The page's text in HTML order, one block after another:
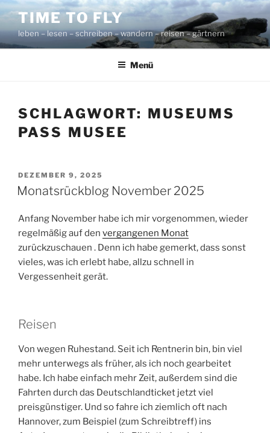
Zum
Inhalt
springen
TIME TO FLY
leben – lesen – schreiben – wandern – reisen – gärtnern
Menü
SCHLAGWORT: MUSEUMS
PASS MUSEE
VERÖFFENTLICHT
AM
DEZEMBER 9, 2025
Monatsrückblog November 2025
Anfang November habe ich mir vorgenommen, wieder
regelmäßig auf den vergangenen Monat
zurückzuschauen . Denn ich habe gemerkt, dass sonst
vieles, was ich erlebt habe, allzu schnell in
Vergessenheit gerät.
Reisen
Von wegen Ruhestand. Seit ich Rentnerin bin, bin viel
mehr unterwegs als früher, als ich noch gearbeitet
habe. Ich habe einfach mehr Zeit, außerdem sind die
Fahrten durch das Deutschlandticket jetzt viel
preisgünstiger. Und so fahre ich ziemlich oft nach
Hannover, zum Beispiel (zum Schreibtreff) ins